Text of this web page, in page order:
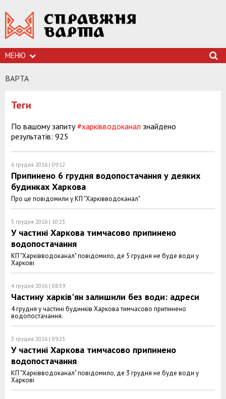
МЕНЮ
ВАРТА
Теги
По вашому запиту#харківводоканал знайдено
результатів: 925
6 грудня 2016 | 09:12
Припинено 6 грудня водопостачання у деяких
будинках Харкова
Про це повідомили у КП "Харківводоканал"
5 грудня 2016 | 10:23
У частині Харкова тимчасово припинено
водопостачання
КП "Харківводоканал" повідомило, де 5 грудня не буде води у
Харкові
4 грудня 2016 | 08:59
Частину харків'ян залишили без води: адреси
4 грудня у частині будинків Харкова тимчасово припинено
водопостачання.
3 грудня 2016 | 09:23
У частині Харкова тимчасово припинено
водопостачання
КП "Харківводоканал" повідомило, де 3 грудня не буде води у
Харкові